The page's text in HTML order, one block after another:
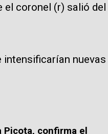
el coronel (r) salió del
intensificarían nuevas
Picota, confirma el